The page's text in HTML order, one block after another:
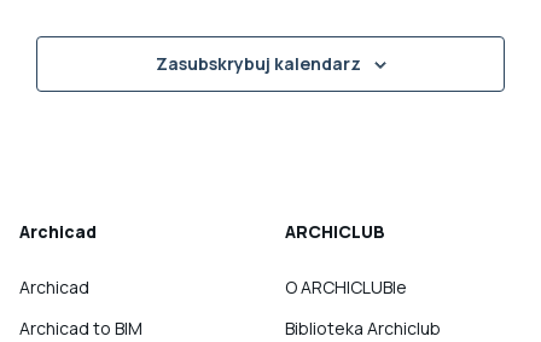
Zasubskrybuj kalendarz
Archicad
Archicad
Archicad to BIM
ARCHICLUB
O ARCHICLUBIe
Biblioteka Archiclub